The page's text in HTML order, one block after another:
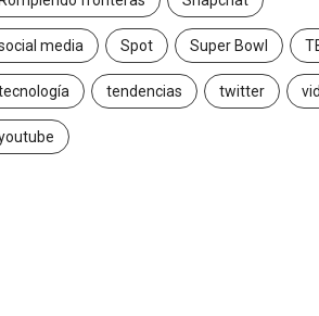
media Spot Super Bowl
tendencias twitter